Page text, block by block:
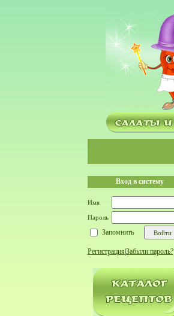
Вход в систему
Имя
Пароль
Запомнить
Регистрация Забыли пароль?